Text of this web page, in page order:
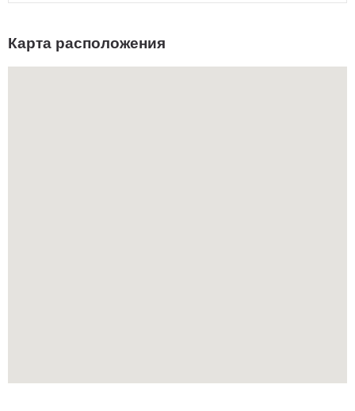
Карта расположения